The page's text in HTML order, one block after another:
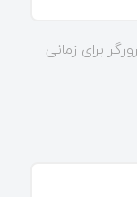
برای زمانی